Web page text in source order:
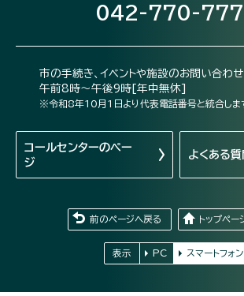
042-770-
市の手続き、イベントや施設のお問い合わせ
午前8時～午後9時[年中無休]
※令和8年10月1日より代表電話番号と統合しま
コールセンターのペー
ジ
よくある質
前のページへ戻る トップペー
表示 PC スマートフォン